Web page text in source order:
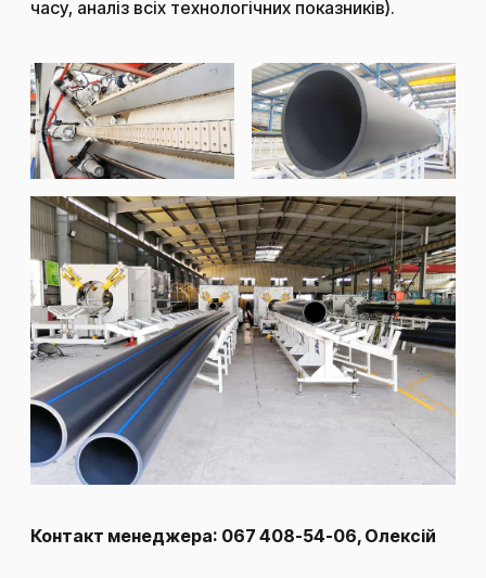
часу, аналіз всіх технологічних показників).
Контакт менеджера: 067 408-54-06, Олексій